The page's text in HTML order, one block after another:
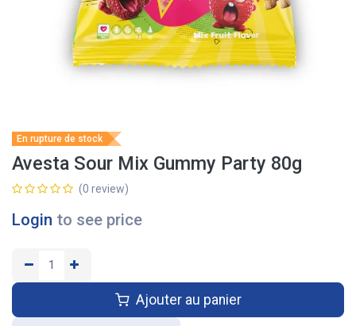
En rupture de stock
Avesta Sour Mix Gummy Party 80g
(0 review)
Login to see price
Ajouter au panier